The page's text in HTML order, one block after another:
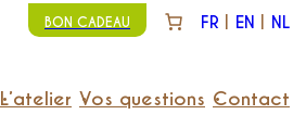
BON CADEAU FR EN NL
L’atelier Vos questions Contact